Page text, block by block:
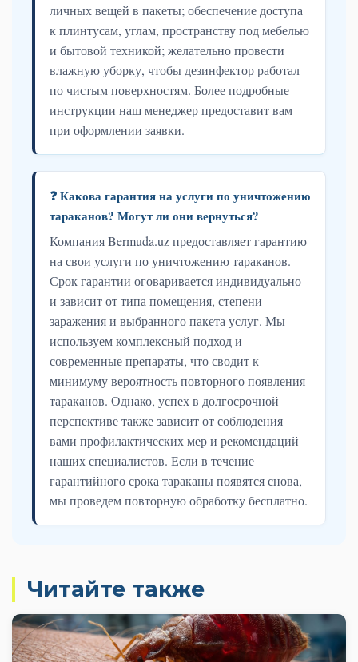
личных вещей в пакеты; обеспечение доступа
к плинтусам, углам, пространству под мебелью
и бытовой техникой; желательно провести
влажную уборку, чтобы дезинфектор работал
по чистым поверхностям. Более подробные
инструкции наш менеджер предоставит вам
при оформлении заявки.
❓ Какова гарантия на услуги по уничтожению
тараканов? Могут ли они вернуться?
Компания Bermuda.uz предоставляет гарантию
на свои услуги по уничтожению тараканов.
Срок гарантии оговаривается индивидуально
и зависит от типа помещения, степени
заражения и выбранного пакета услуг. Мы
используем комплексный подход и
современные препараты, что сводит к
минимуму вероятность повторного появления
тараканов. Однако, успех в долгосрочной
перспективе также зависит от соблюдения
вами профилактических мер и рекомендаций
наших специалистов. Если в течение
гарантийного срока тараканы появятся снова,
мы проведем повторную обработку бесплатно.
Читайте также